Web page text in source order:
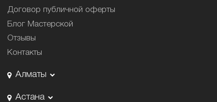
Договор публичной оферты
Блог Мастерской
Отзывы
Контакты
Алматы
Астана